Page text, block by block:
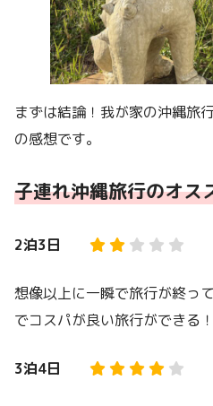
まずは結論！我が家の沖縄旅
の感想です。
子連れ沖縄旅行のオス
2泊3日
想像以上に一瞬で旅行が終っ
でコスパが良い旅行ができる！
3泊4日